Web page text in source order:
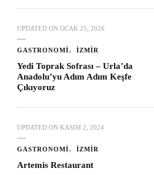
UPDATED ON OCAK 25, 2026
GASTRONOMI İZMIR
Yedi Toprak Sofrası – Urla’da
Anadolu’yu Adım Adım Keşfe
Çıkıyoruz
UPDATED ON KASIM 2, 2024
GASTRONOMI İZMIR
Artemis Restaurant